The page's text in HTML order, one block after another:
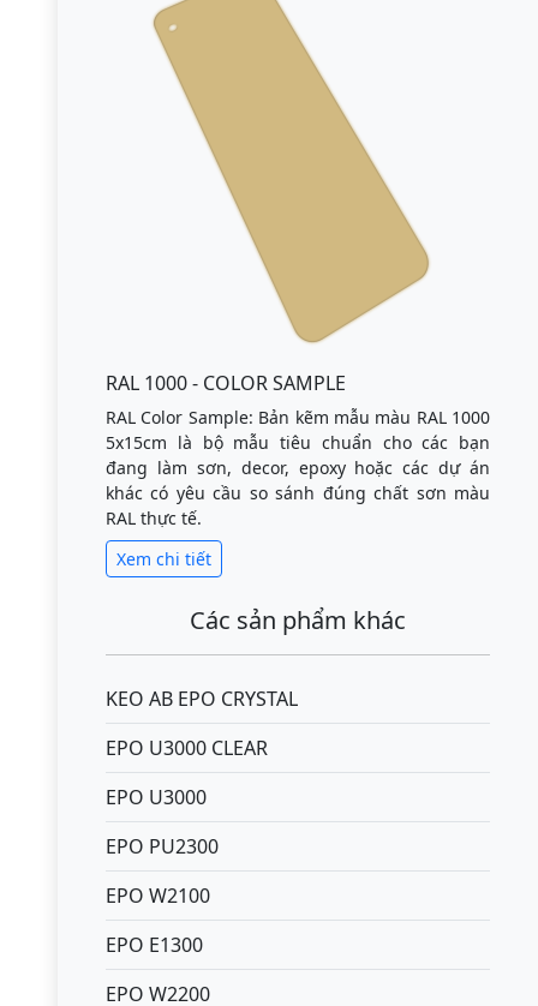
RAL 1000 - COLOR SAMPLE
RAL Color Sample: Bản kẽm mẫu màu RAL 1000
5x15cm là bộ mẫu tiêu chuẩn cho các bạn
đang làm sơn, decor, epoxy hoặc các dự án
khác có yêu cầu so sánh đúng chất sơn màu
RAL thực tế.
Xem chi tiết
Các sản phẩm khác
KEO AB EPO CRYSTAL
EPO U3000 CLEAR
EPO U3000
EPO PU2300
EPO W2100
EPO E1300
EPO W2200